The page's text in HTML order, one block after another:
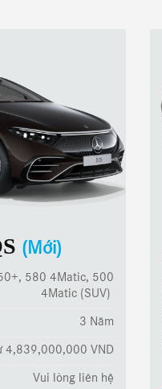
(Mới)
580 4Matic, 500
4Matic (SUV)
3 Năm
4,839,000,000 VND
Vui lòng liên hệ